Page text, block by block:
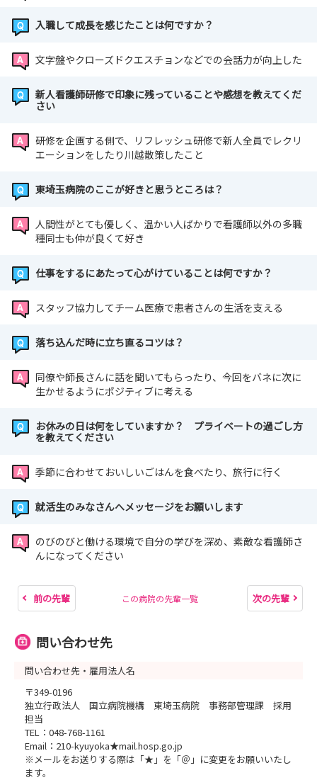
入職して成長を感じたことは何ですか？
文字盤やクローズドクエスチョンなどでの会話力が向上した
新人看護師研修で印象に残っていることや感想を教えてくだ
さい
研修を企画する側で、リフレッシュ研修で新人全員でレクリ
エーションをしたり川越散策したこと
東埼玉病院のここが好きと思うところは？
人間性がとても優しく、温かい人ばかりで看護師以外の多職
種同士も仲が良くて好き
仕事をするにあたって心がけていることは何ですか？
スタッフ協力してチーム医療で患者さんの生活を支える
落ち込んだ時に立ち直るコツは？
同僚や師長さんに話を聞いてもらったり、今回をバネに次に
生かせるようにポジティブに考える
お休みの日は何をしていますか？ プライベートの過ごし方
を教えてください
季節に合わせておいしいごはんを食べたり、旅行に行く
就活生のみなさんへメッセージをお願いします
のびのびと働ける環境で自分の学びを深め、素敵な看護師さ
んになってください
前の先輩 この病院の先輩一覧 次の先輩
問い合わせ先
問い合わせ先・雇用法人名
〒349-0196
独立行政法人 国立病院機構 東埼玉病院 事務部管理課 採用
担当
TEL：048-768-1161
Email：210-kyuyoka★mail.hosp.go.jp
※メールをお送りする際は「★」を「＠」に変更をお願いいたし
ます。